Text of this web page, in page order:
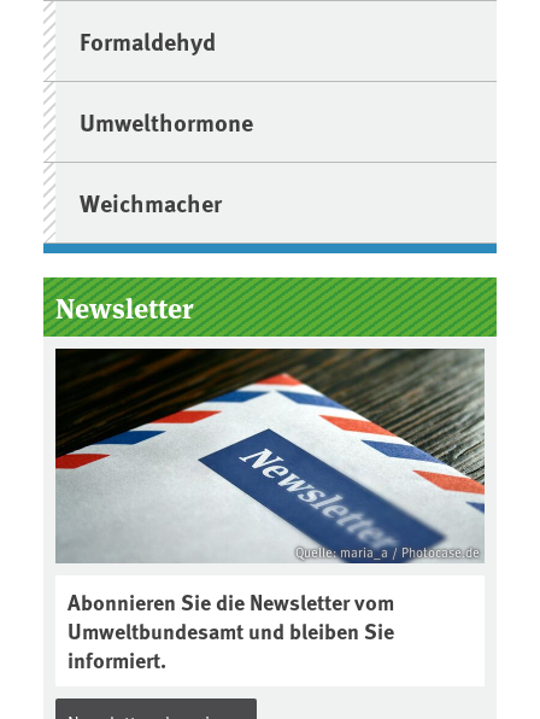
Formaldehyd
Umwelthormone
Weichmacher
Newsletter
Quelle: maria_a / Photocase.de
Abonnieren Sie die Newsletter vom
Umweltbundesamt und bleiben Sie
informiert.